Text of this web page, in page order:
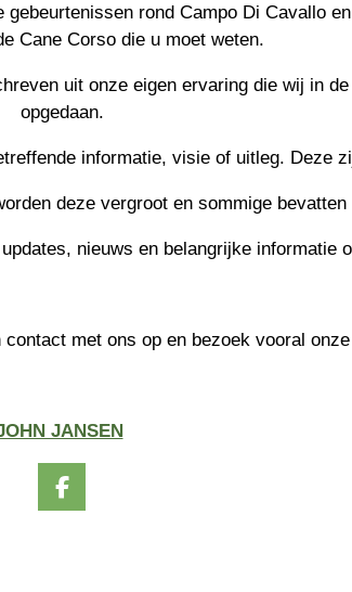
rond Campo Di Cavallo
Cane Corso die u moet weten.
uit onze eigen ervaring die wij in
opgedaan.
informatie, visie of uitleg. Deze
deze vergroot en sommige
nieuws en belangrijke informatie
met ons op en bezoek vooral
JANSEN
F
a